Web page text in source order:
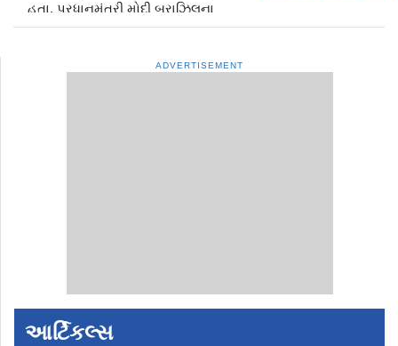
હતા. પ્રધાનમંત્રી મોદી બ્રાઝિલના
રાષ્ટ્રપતિ લુઇઝ ઇનાસિયો લુલા દા સિલ્વાના
પ્રધાનમંત્રી રિયો ડી જાનેરોમાં 17મા
ADVERTISEMENT
આર્ટિકલ્સ